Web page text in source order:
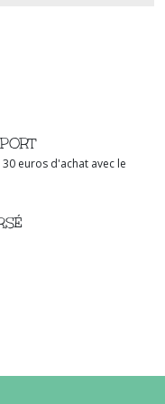
euros d'achat avec le